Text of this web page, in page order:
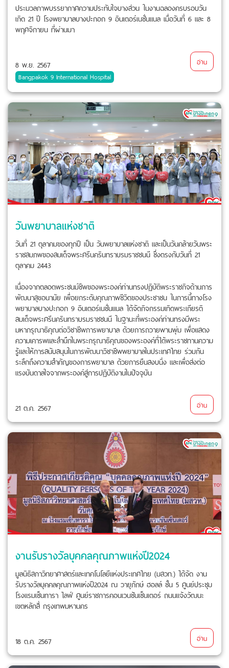
ประมวลภาพบรรยากาศความประทับใจบางส่วน ในงานฉลองครบรอบวัน
เกิด 21 ปี โรงพยาบาลบางปะกอก 9 อินเตอร์เนชั่นแนล เมื่อวันที่ 6 และ 8
พฤศจิกายน ที่ผ่านมา
8 พ.ย. 2567
Bangpakok 9 International Hospital
อ่าน
วันพยาบาลแห่งชาติ
วันที่ 21 ตุลาคมของทุกปี เป็น วันพยาบาลแห่งชาติ และเป็นวันคล้ายวันพระ
ราชสมภพของสมเด็จพระศรีนครินทราบรมราชชนนี ซึ่งตรงกับวันที่ 21
ตุลาคม 2443
เนื่องจากตลอดพระชนม์ชีพของพระองค์ท่านทรงปฏิบัติพระราชกิจด้านการ
พัฒนาสุขอนามัย เพื่อยกระดับคุณภาพชีวิตของประชาชน ในการนี้ทางโรง
พยาบาลบางปะกอก 9 อินเตอร์เนชั่นแนล ได้จัดกิจกรรมเทิดพระเกียรติ
สมเด็จพระศรีนครินทราบรมราชชนนี ในฐานะที่พระองค์ท่านทรงมีพระ
มหากรุณาธิคุณต่อวิชาชีพการพยาบาล ด้วยการถวายพานพุ่ม เพื่อแสดง
ความเคารพและสำนึกในพระกรุณาธิคุณของพระองค์ที่ได้พระราชทานความ
รู้และให้การสนับสนุนในการพัฒนาวิชาชีพพยาบาลในประเทศไทย ร่วมกัน
ระลึกถึงความสำคัญของการพยาบาล ด้วยการยืนสงบนิ่ง และเพื่อส่งต่อ
แรงบันดาลใจจากพระองค์สู่การปฏิบัติงานในปัจจุบัน
21 ต.ค. 2567 อ่าน
งานรับรางวัลบุคคลคุณภาพแห่งปี2024
มูลนิธิสภาวิทยาศาสตร์และเทคโนโลยีแห่งประเทศไทย (มสวท.) ได้จัด งาน
รับรางวัลบุคคลคุณภาพแห่งปี2024 ณ วายุภักษ์ ฮอลล์ ชั้น 5 ศูนย์ประชุม
โรงแรมเซ็นทารา ไลฟ์ ศูนย์ราชการคอนเวนชันเซ็นเตอร์ ถนนแจ้งวัฒนะ
เขตหลักสี่ กรุงเทพมหานคร
18 ต.ค. 2567 อ่าน